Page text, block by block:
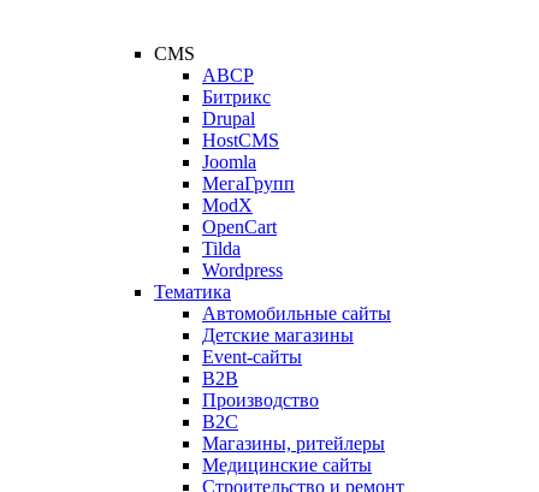
CMS
ABCP
Битрикс
Drupal
HostCMS
Joomla
МегаГрупп
ModX
OpenCart
Tilda
Wordpress
Тематика
Автомобильные сайты
Детские магазины
Event-сайты
B2B
Производство
B2C
Магазины, ритейлеры
Медицинские сайты
Строительство и ремонт